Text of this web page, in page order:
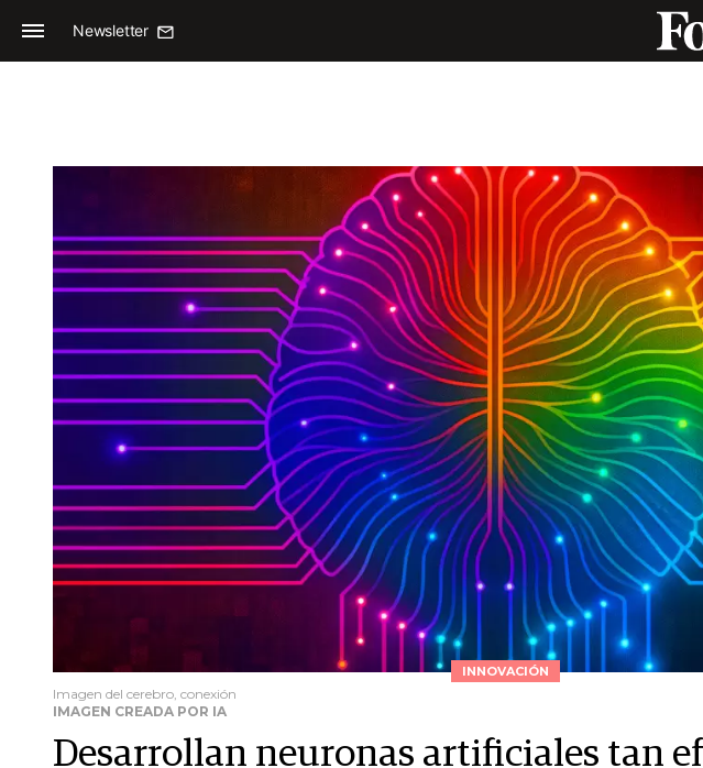
Newsletter
INNOVACIÓN
Imagen del cerebro, conexión
IMAGEN CREADA POR IA
Desarrollan neuronas artificiales tan